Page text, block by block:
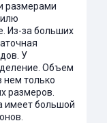
размерами
Из-за больших
У
Объем
нем только
размеров.
имеет большой